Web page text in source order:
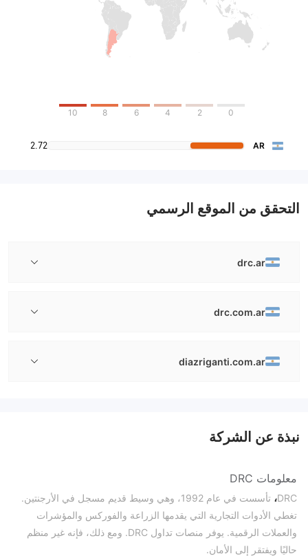
0
2
4
6
8
10
AR
2.72
التحقق من الموقع الرسمي
drc.ar
drc.com.ar
diazriganti.com.ar
نبذة عن الشركة
معلومات DRC
DRC،
تأسست في عام 1992، وهي وسيط قديم مسجل في الأرجنتين.
تغطي الأدوات التجارية التي يقدمها الزراعة والفوركس والمؤشرات
والعملات الرقمية. يوفر منصات تداول DRC. ومع ذلك، فإنه غير منظم
حاليًا ويفتقر إلى الأمان.